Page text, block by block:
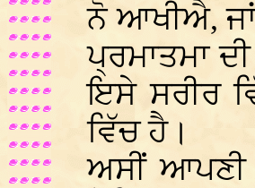
ਨੋ ਆਖੀਐ, ਜਾਂ
ਪ੍ਰਮਾਤਮਾ
ਇਸੇ ਸਰੀਰ
ਵਿੱਚ ਹੈ।
ਅਸੀਂ ਆਪਣੀ